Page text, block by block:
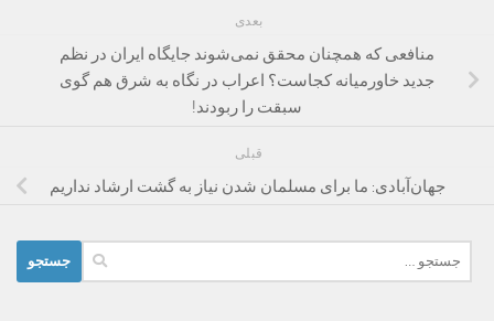
بعدی
منافعی که همچنان محقق نمی‌شوند جایگاه ایران در نظم
جدید خاورمیانه کجاست؟ اعراب در نگاه به شرق هم گوی
سبقت را ربودند!
قبلی
جهان‌آبادی: ما برای مسلمان شدن نیاز به گشت ارشاد نداریم
برای: